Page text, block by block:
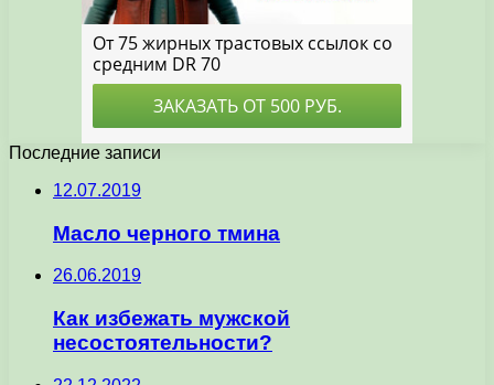
Последние записи
12.07.2019
Масло черного тмина
26.06.2019
Как избежать мужской
несостоятельности?